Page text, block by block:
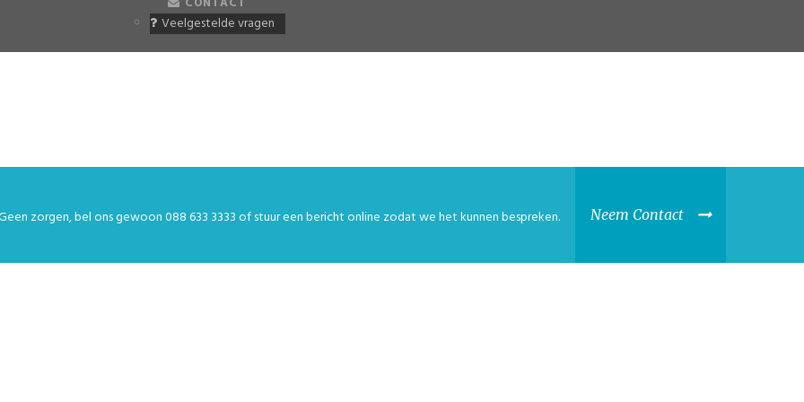
Veelgestelde vragen
zorgen, bel ons gewoon088 633 3333of stuur een berichtonline zodat we het kunnen bespreken. Neem Contact